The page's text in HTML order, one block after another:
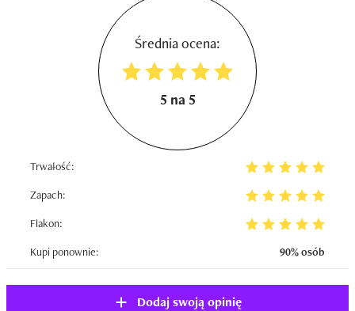
Średnia ocena:
5 na 5
Trwałość:
Zapach:
Flakon:
Kupi ponownie:
90% osób
Dodaj swoją opinię